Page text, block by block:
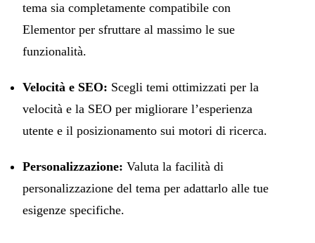
tema sia completamente compatibile con
Elementor per sfruttare al massimo le sue
funzionalità.
Velocità e SEO: Scegli temi ottimizzati per la
velocità e la SEO per migliorare l’esperienza
utente e il posizionamento sui motori di ricerca.
Personalizzazione: Valuta la facilità di
personalizzazione del tema per adattarlo alle tue
esigenze specifiche.